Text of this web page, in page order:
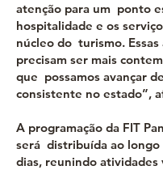
atenção para um ponto
hospitalidade e os
núcleo do turismo. Essas
precisam ser mais
que possamos avançar
consistente no estado”,
A programação da FIT
será distribuída ao
dias, reunindo atividades